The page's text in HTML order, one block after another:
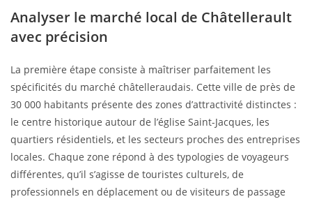
Analyser le marché local de Châtellerault
avec précision
La première étape consiste à maîtriser parfaitement les
spécificités du marché châtelleraudais. Cette ville de près de
30 000 habitants présente des zones d’attractivité distinctes :
le centre historique autour de l’église Saint-Jacques, les
quartiers résidentiels, et les secteurs proches des entreprises
locales. Chaque zone répond à des typologies de voyageurs
différentes, qu’il s’agisse de touristes culturels, de
professionnels en déplacement ou de visiteurs de passage